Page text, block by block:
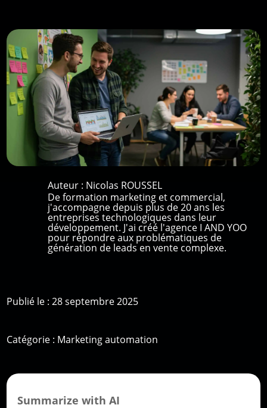
Auteur : Nicolas ROUSSEL
De formation marketing et commercial,
j'accompagne depuis plus de 20 ans les
entreprises technologiques dans leur
développement. J'ai créé l'agence I AND YOO
pour répondre aux problématiques de
génération de leads en vente complexe.
Publié le : 28 septembre 2025
Catégorie : Marketing automation
Summarize with AI